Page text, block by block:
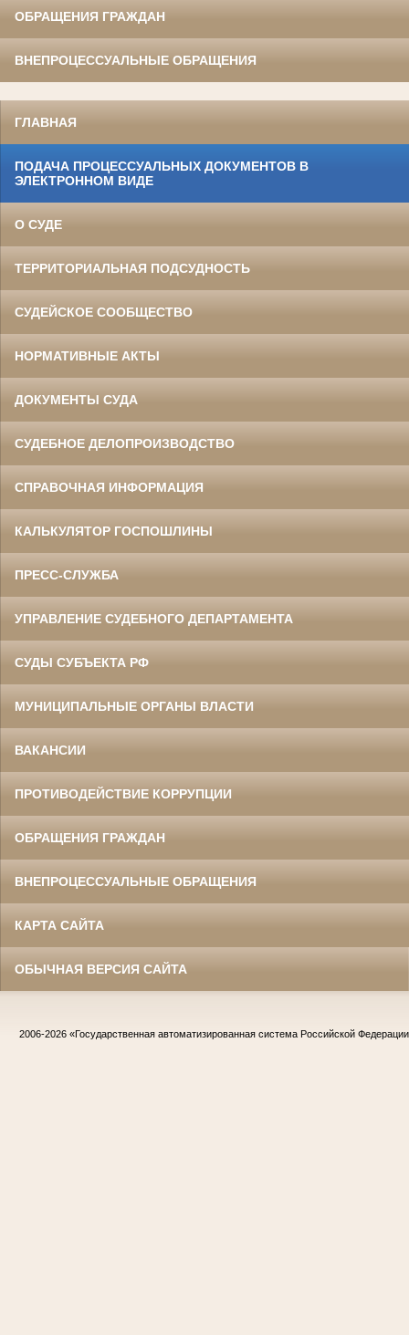
ОБРАЩЕНИЯ ГРАЖДАН
ВНЕПРОЦЕССУАЛЬНЫЕ ОБРАЩЕНИЯ
ГЛАВНАЯ
ПОДАЧА ПРОЦЕССУАЛЬНЫХ ДОКУМЕНТОВ В
ЭЛЕКТРОННОМ ВИДЕ
О СУДЕ
ТЕРРИТОРИАЛЬНАЯ ПОДСУДНОСТЬ
СУДЕЙСКОЕ СООБЩЕСТВО
НОРМАТИВНЫЕ АКТЫ
ДОКУМЕНТЫ СУДА
СУДЕБНОЕ ДЕЛОПРОИЗВОДСТВО
СПРАВОЧНАЯ ИНФОРМАЦИЯ
КАЛЬКУЛЯТОР ГОСПОШЛИНЫ
ПРЕСС-СЛУЖБА
УПРАВЛЕНИЕ СУДЕБНОГО ДЕПАРТАМЕНТА
СУДЫ СУБЪЕКТА РФ
МУНИЦИПАЛЬНЫЕ ОРГАНЫ ВЛАСТИ
ВАКАНСИИ
ПРОТИВОДЕЙСТВИЕ КОРРУПЦИИ
ОБРАЩЕНИЯ ГРАЖДАН
ВНЕПРОЦЕССУАЛЬНЫЕ ОБРАЩЕНИЯ
КАРТА САЙТА
ОБЫЧНАЯ ВЕРСИЯ САЙТА
2006-2026 «Государственная автоматизированная система Российской